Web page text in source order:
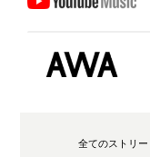
全てのストリ